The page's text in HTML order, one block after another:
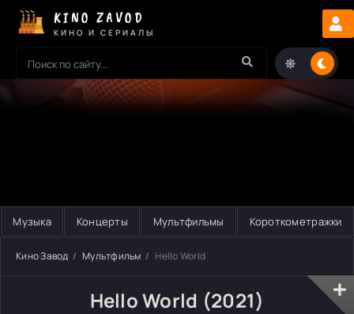
KINO ZAVOD
КИНО И СЕРИАЛЫ
Музыка Концерты Мультфильмы Короткометражки
Кино Завод Мультфильм Hello World
Hello World (2021)